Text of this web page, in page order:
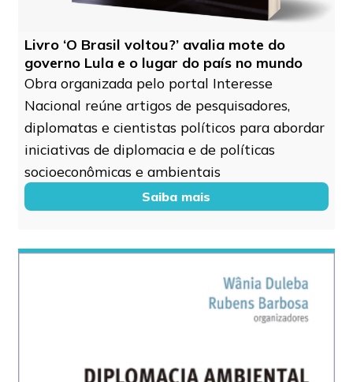
Livro ‘O Brasil voltou?’ avalia mote do
governo Lula e o lugar do país no mundo
Obra organizada pelo portal Interesse
Nacional reúne artigos de pesquisadores,
diplomatas e cientistas políticos para abordar
iniciativas de diplomacia e de políticas
socioeconômicas e ambientais
Saiba mais